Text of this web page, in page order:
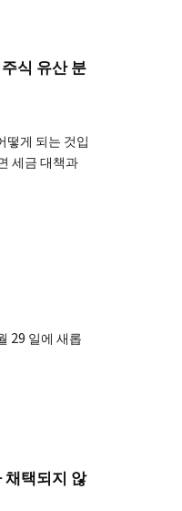
식 유산 분
떻게 되는 것입
세금 대책과
29 일에 새롭
택되지 않